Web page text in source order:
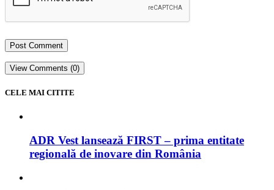
View Comments (0)
CELE MAI CITITE
ADR Vest lansează FIRST – prima entitate
regională de inovare din România